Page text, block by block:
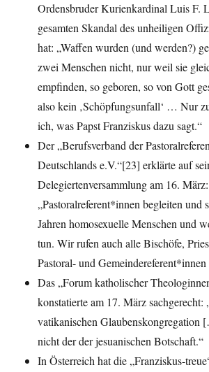
Ordensbruder Kurienkardinal Luis F.
gesamten Skandal des unheiligen
hat: „Waffen wurden (und werden?)
zwei Menschen nicht, nur weil sie
empfinden, so geboren, so von Gott
also kein ‚Schöpfungsunfall‘ … Nur
ich, was Papst Franziskus dazu sagt.“
Der „Berufsverband der
Deutschlands e.V.“[23] erklärte auf
Delegiertenversammlung am 16. März:
„Pastoralreferent*innen begleiten und
Jahren homosexuelle Menschen und
tun. Wir rufen auch alle Bischöfe,
Pastoral- und
Das „Forum katholischer
konstatierte am 17. März
vatikanischen Glaubenskongregation
nicht der der jesuanischen Botschaft.“
In Österreich hat die „Franziskus-